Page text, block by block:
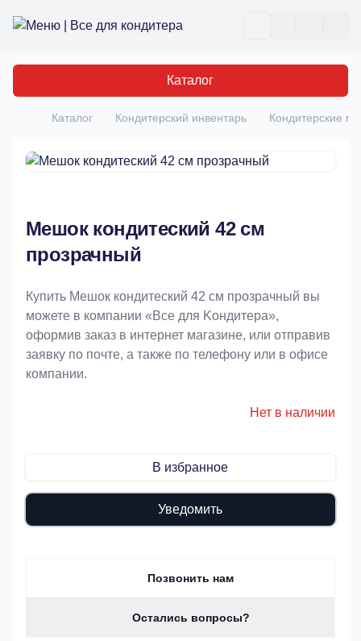
Все для кондитера
Каталог
Главная
Каталог Кондитерский инвентарь Кондитерские
Мешок кондитеский 42 см
прозрачный
Купить Мешок кондитеский 42 см прозрачный вы
можете в компании «Bce для Koндитeрa»,
оформив заказ в интернет магазине, или отправив
заявку по почте, а также по телефону или в офисе
компании.
Нет в наличии
В избранное
Уведомить
Позвонить нам
Остались вопросы?